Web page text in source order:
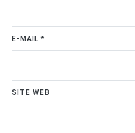
E-MAIL*
SITE WEB